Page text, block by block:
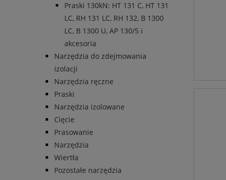
Praski 130kN: HT 131 C, HT 131
LC, RH 131 LC, RH 132, B 1300
LC, B 1300 U, AP 130/5 i
akcesoria
Narzędzia do zdejmowania
izolacji
Narzędzia ręczne
Praski
Narzędzia izolowane
Cięcie
Prasowanie
Narzędzia
Wiertła
Pozostałe narzędzia